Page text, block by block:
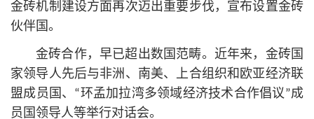
金砖机制建设方面再次迈出重要步伐，宣布设置金砖
伙伴国。
金砖合作，早已超出数国范畴。近年来，金砖国
家领导人先后与非洲、南美、上合组织和欧亚经济联
盟成员国、“环孟加拉湾多领域经济技术合作倡议”成
员国领导人等举行对话会。